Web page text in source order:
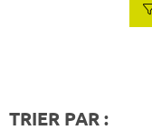
TRIER PAR :